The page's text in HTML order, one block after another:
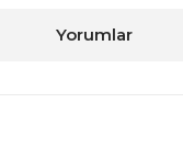
Yorumlar